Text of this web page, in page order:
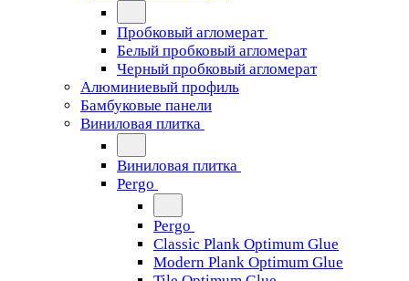
Пробковый агломерат
Белый пробковый агломерат
Черный пробковый агломерат
Алюминиевый профиль
Бамбуковые панели
Виниловая плитка
Виниловая плитка
Pergo
Pergo
Classic Plank Optimum Glue
Modern Plank Optimum Glue